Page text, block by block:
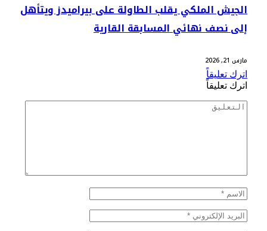
الجيش الملكي يقلب الطاولة على بيراميدز ويتأهل
إلى نصف نهائي المسابقة القارية
مارس 21, 2026
اترك تعليقاً
اترك تعليقاً